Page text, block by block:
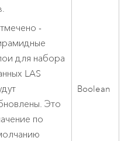
-
для набора
LAS
Это
по
Boolean